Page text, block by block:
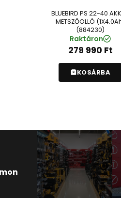
BLUEBIRD PS 22-40
METSZŐOLLÓ
(884230)
Raktáron
279 990 Ft
KOSÁRBA